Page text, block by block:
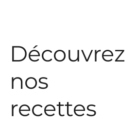
Découvrez
nos
recettes